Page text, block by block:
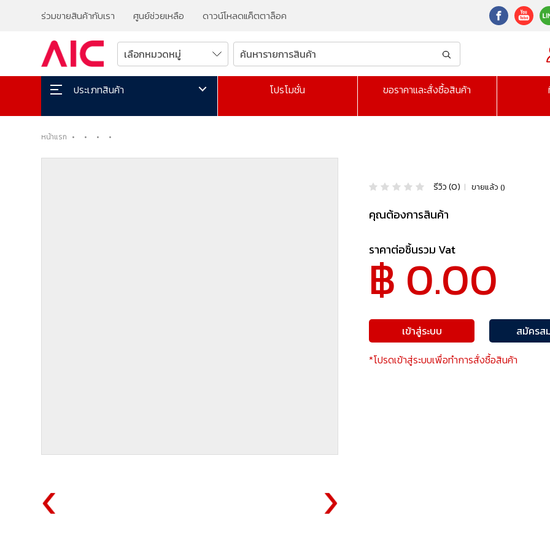
ร่วมขายสินค้ากับเรา ศูนย์ช่วยเหลือ ดาวน์โหลดแค็ตตาล็อค
ประเภทสินค้า โปรโมชั่น ขอราคาและสั่งซื้อสินค้า
หน้าแรก • • • •
รีวิว (0) | ขายแล้ว ()
คุณต้องการสินค้า
ราคาต่อชิ้นรวม Vat
฿ 0.00
เข้าสู่ระบบ
สมัครส
*โปรดเข้าสู่ระบบเพื่อทำการสั่งซื้อสินค้า